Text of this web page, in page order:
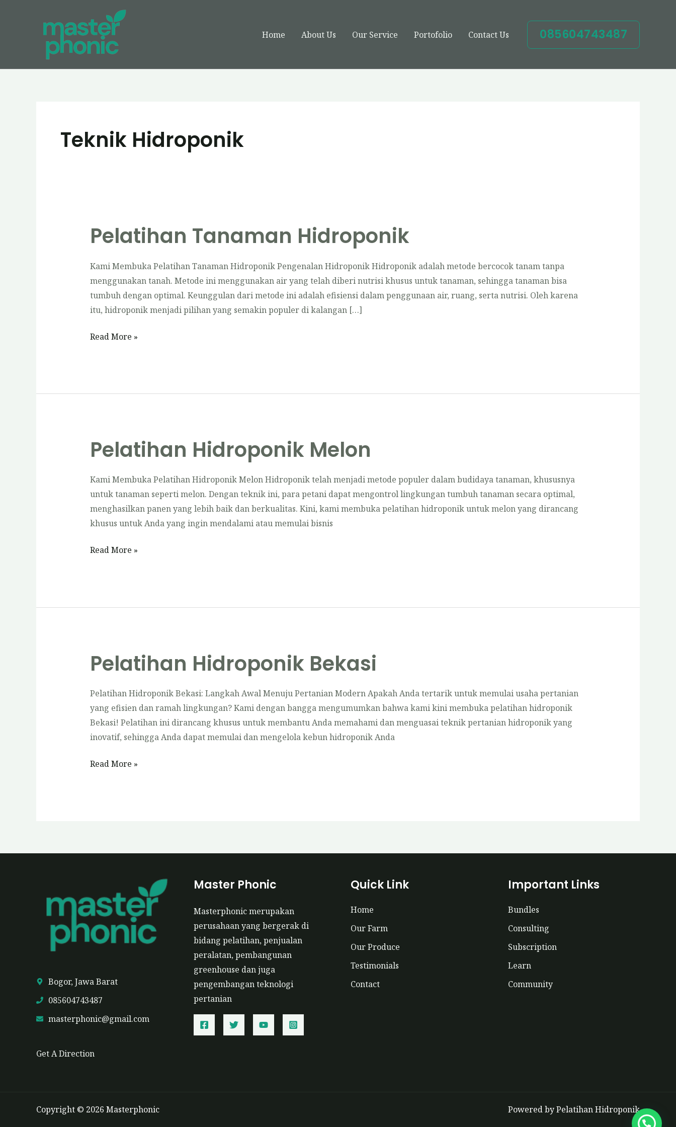
Home About Us Our Service Portofolio Contact Us 085604743487
Teknik Hidroponik
Pelatihan Tanaman Hidroponik
Kami Membuka Pelatihan Tanaman Hidroponik Pengenalan Hidroponik Hidroponik adalah metode bercocok tanam tanpa
menggunakan tanah. Metode ini menggunakan air yang telah diberi nutrisi khusus untuk tanaman, sehingga tanaman bisa
tumbuh dengan optimal. Keunggulan dari metode ini adalah efisiensi dalam penggunaan air, ruang, serta nutrisi. Oleh karena
itu, hidroponik menjadi pilihan yang semakin populer di kalangan […]
Pelatihan
Read More »
Pelatihan Hidroponik Melon
Kami Membuka Pelatihan Hidroponik Melon Hidroponik telah menjadi metode populer dalam budidaya tanaman, khususnya
untuk tanaman seperti melon. Dengan teknik ini, para petani dapat mengontrol lingkungan tumbuh tanaman secara optimal,
menghasilkan panen yang lebih baik dan berkualitas. Kini, kami membuka pelatihan hidroponik untuk melon yang dirancang
khusus untuk Anda yang ingin mendalami atau memulai bisnis
Pelatihan
Read More »
Pelatihan Hidroponik Bekasi
Pelatihan Hidroponik Bekasi: Langkah Awal Menuju Pertanian Modern Apakah Anda tertarik untuk memulai usaha pertanian
yang efisien dan ramah lingkungan? Kami dengan bangga mengumumkan bahwa kami kini membuka pelatihan hidroponik
Bekasi! Pelatihan ini dirancang khusus untuk membantu Anda memahami dan menguasai teknik pertanian hidroponik yang
inovatif, sehingga Anda dapat memulai dan mengelola kebun hidroponik Anda
Pelatihan
Read More »
Bogor, Jawa Barat
085604743487
masterphonic@gmail.com
Get A Direction
Master Phonic
Masterphonic merupakan
perusahaan yang bergerak di
bidang pelatihan, penjualan
peralatan, pembangunan
greenhouse dan juga
pengembangan teknologi
pertanian
Quick Link
Home
Our Farm
Our Produce
Testimonials
Contact
Important Links
Bundles
Consulting
Subscription
Learn
Community
Copyright © 2026 Masterphonic Powered by Pelatihan Hidroponik